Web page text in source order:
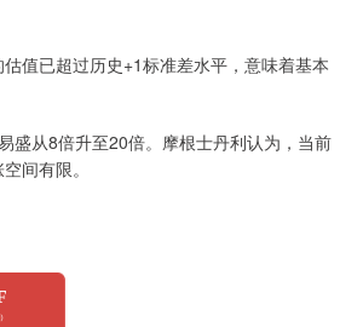
值已超过历史+1标准差水平，意味着基本
盛从8倍升至20倍。摩根士丹利认为，当前
间有限。